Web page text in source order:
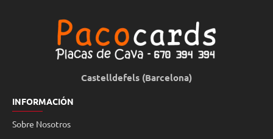
Castelldefels (Barcelona)
INFORMACIÓN
Sobre Nosotros